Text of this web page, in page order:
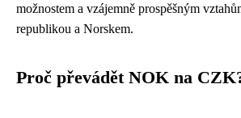
možnostem a vzájemně prospěšným
republikou a Norskem.
Proč převádět NOK na